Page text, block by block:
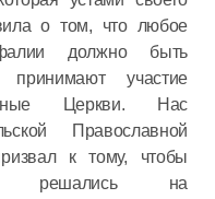
о том, что любое
должно быть
участие
Церкви. Нас
Православной
к тому, чтобы
решались на